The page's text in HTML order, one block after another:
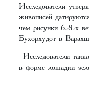
Исследователи
живописей
чем рисунки 6-8-х
Бухорхудот в
Исследователи
в форме лошадки